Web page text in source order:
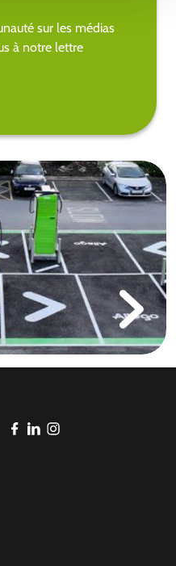
sur les médias
à notre lettre